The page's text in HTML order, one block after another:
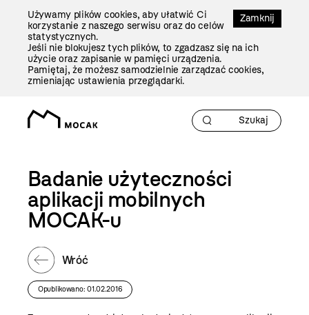
Zamknij
Używamy plików cookies, aby ułatwić Ci
korzystanie z naszego serwisu oraz do celów
statystycznych.
Jeśli nie blokujesz tych plików, to zgadzasz się na ich
użycie oraz zapisanie w pamięci urządzenia.
Pamiętaj, że możesz samodzielnie zarządzać cookies,
zmieniając ustawienia przeglądarki.
Badanie użyteczności
aplikacji mobilnych
MOCAK-u
Wróć
Opublikowano: 01.02.2016